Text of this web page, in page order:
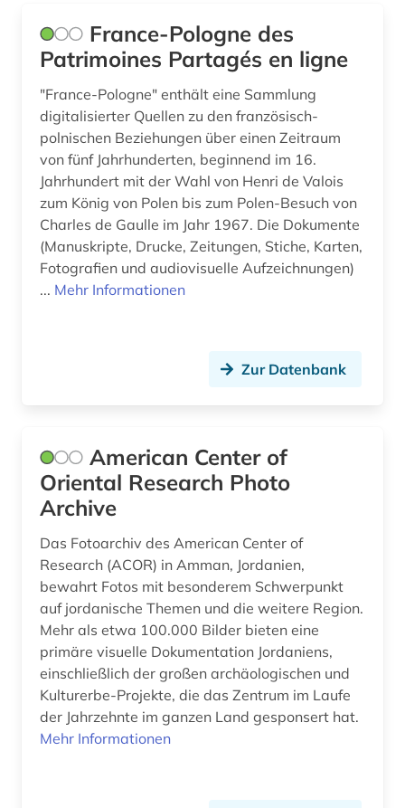
France-Pologne des
Patrimoines Partagés en ligne
"France-Pologne" enthält eine Sammlung
digitalisierter Quellen zu den französisch-
polnischen Beziehungen über einen Zeitraum
von fünf Jahrhunderten, beginnend im 16.
Jahrhundert mit der Wahl von Henri de Valois
zum König von Polen bis zum Polen-Besuch von
Charles de Gaulle im Jahr 1967. Die Dokumente
(Manuskripte, Drucke, Zeitungen, Stiche, Karten,
Fotografien und audiovisuelle Aufzeichnungen)
... Mehr Informationen
Zur Datenbank
American Center of
Oriental Research Photo
Archive
Das Fotoarchiv des American Center of
Research (ACOR) in Amman, Jordanien,
bewahrt Fotos mit besonderem Schwerpunkt
auf jordanische Themen und die weitere Region.
Mehr als etwa 100.000 Bilder bieten eine
primäre visuelle Dokumentation Jordaniens,
einschließlich der großen archäologischen und
Kulturerbe-Projekte, die das Zentrum im Laufe
der Jahrzehnte im ganzen Land gesponsert hat.
Mehr Informationen